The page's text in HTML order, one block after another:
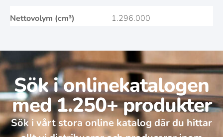
Nettovolym (cm³) 1.296.000
Sök i onlinekatalogen
med 1.250+ produkter
Sök i vårt stora online katalog där du hittar